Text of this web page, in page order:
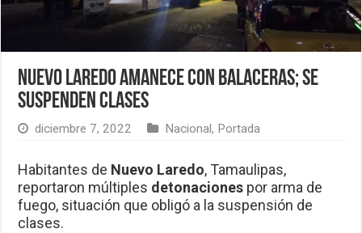
Nuevo Laredo amanece con balaceras; se
suspenden clases
diciembre 7, 2022 Nacional, Portada
Habitantes de Nuevo Laredo, Tamaulipas,
reportaron múltiples detonaciones por arma de
fuego, situación que obligó a la suspensión de
clases.